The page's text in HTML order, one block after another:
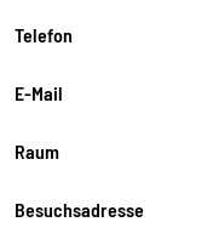
Telefon
E-Mail
Raum
Besuchsadresse